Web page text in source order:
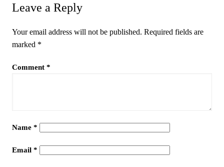
Leave a Reply
Your email address will not be published. Required fields are
marked *
Comment *
Name *
Email *